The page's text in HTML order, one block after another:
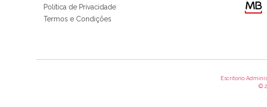
Tudo chegou em condições, pois os produtos vieram muito bem
padrão e cores muito bonitas e a execução está perfeitíssima.
Política de Privacidade
Termos e Condições
Escritorio
©